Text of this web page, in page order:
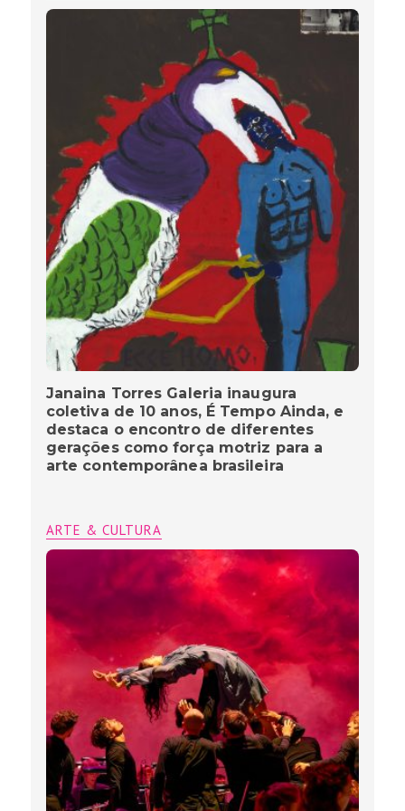
Janaina Torres Galeria inaugura
coletiva de 10 anos, É Tempo Ainda, e
destaca o encontro de diferentes
gerações como força motriz para a
arte contemporânea brasileira
ARTE & CULTURA